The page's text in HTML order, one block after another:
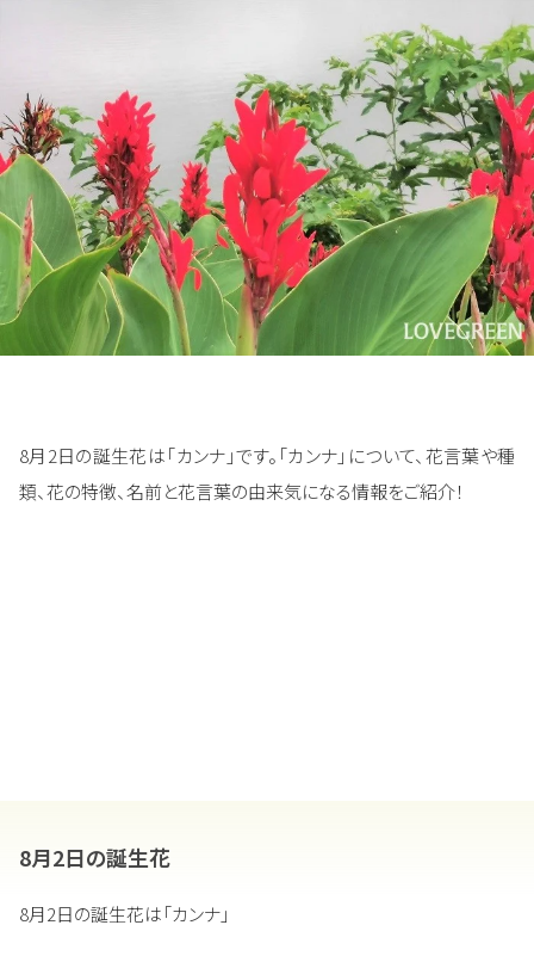
8月2日の誕生花は「カンナ」です。「カンナ」について、花言葉や種
類、花の特徴、名前と花言葉の由来気になる情報をご紹介！
8月2日の誕生花
8月2日の誕生花は「カンナ」